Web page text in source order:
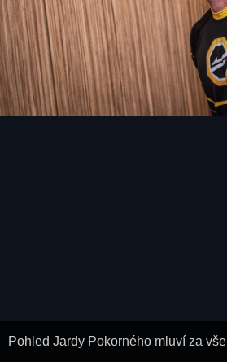
Pohled Jardy Pokorného mluví za vše